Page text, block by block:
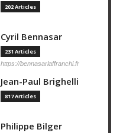
202 Articles
Cyril Bennasar
231 Articles
https://bennasarlaffranchi.fr
Jean-Paul Brighelli
817 Articles
Philippe Bilger